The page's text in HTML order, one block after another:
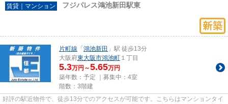
賃貸｜マンション フジパレス鴻池新田駅東
片町線 「 鴻池新田 」駅 徒歩13分
大阪府東大阪市鴻池町 １丁目
5.3万円～5.65万円
築年数：予定 ｜募集中： 4室
階数：3階建
好評の駅近物件で、徒歩13分でのアクセスが可能です。こちらはマンションタイ